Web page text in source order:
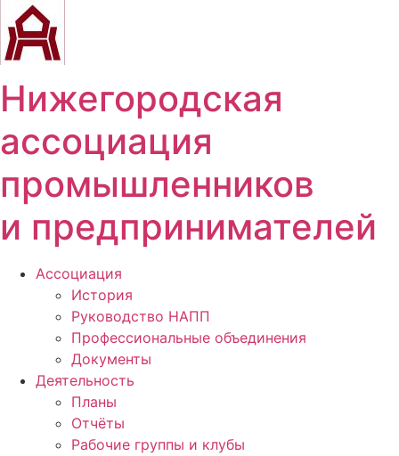
Перейти
содержимому
Нижегородская
ассоциация
промышленников
и предпринимателей
Ассоциация
История
Руководство НАПП
Профессиональные объединения
Документы
Деятельность
Планы
Отчёты
Рабочие группы и клубы